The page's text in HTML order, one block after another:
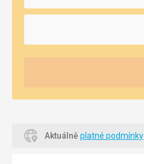
Aktuálně platné podmínky